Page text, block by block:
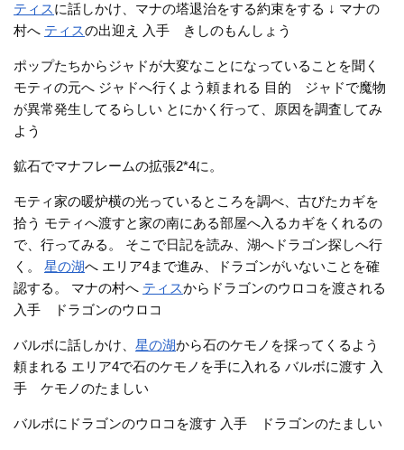
ティスに話しかけ、マナの塔退治をする約束をする ↓ マナの
村へ ティスの出迎え 入手 きしのもんしょう
ポップたちからジャドが大変なことになっていることを聞く
モティの元へ ジャドへ行くよう頼まれる 目的 ジャドで魔物
が異常発生してるらしい とにかく行って、原因を調査してみ
よう
鉱石でマナフレームの拡張2*4に。
モティ家の暖炉横の光っているところを調べ、古びたカギを
拾う モティへ渡すと家の南にある部屋へ入るカギをくれるの
で、行ってみる。 そこで日記を読み、湖へドラゴン探しへ行
く。星の湖へ エリア4まで進み、ドラゴンがいないことを確
認する。 マナの村へ ティスからドラゴンのウロコを渡される
入手 ドラゴンのウロコ
バルボに話しかけ、星の湖から石のケモノを採ってくるよう
頼まれる エリア4で石のケモノを手に入れる バルボに渡す 入
手 ケモノのたましい
バルボにドラゴンのウロコを渡す 入手 ドラゴンのたましい